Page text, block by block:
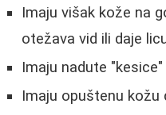
Imaju višak kože na
otežava vid ili daje
Imaju nadute
Imaju opuštenu kožu